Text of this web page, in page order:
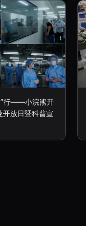
”行——小浣熊开
开放日暨科普宣